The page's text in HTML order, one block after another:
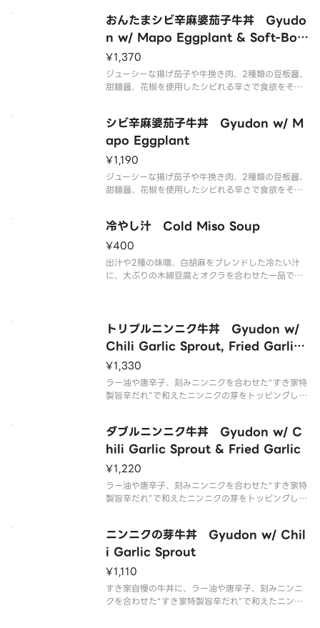
おんたまシビ辛麻婆茄子牛丼 Gyudo
n w/ Mapo Eggplant & Soft-Boil
ed Egg
¥1,370
ジューシーな揚げ茄子や牛挽き肉、2種類の豆板醤、
甜麺醤、花椒を使用したシビれる辛さで食欲をそそ
た商品です。
シビ辛麻婆茄子牛丼 Gyudon w/ M
apo Eggplant
¥1,190
ジューシーな揚げ茄子や牛挽き肉、2種類の豆板醤、
甜麺醤、花椒を使用したシビれる辛さで食欲をそそ
冷やし汁 Cold Miso Soup
¥400
出汁や2種の味噌、白胡麻をブレンドした冷たい汁
に、大ぶりの木綿豆腐とオクラを合わせた一品で
トリプルニンニク牛丼 Gyudon w/
Chili Garlic Sprout, Fried Garlic
& Chili Garlic Flakes
¥1,330
ラー油や唐辛子、刻みニンニクを合わせた“すき家特
製旨辛だれ”で和えたニンニクの芽をトッピングした
クをトッピングした商品です。※辛さが強い商品で
す。お子様・辛いものが
ダブルニンニク牛丼 Gyudon w/ C
hili Garlic Sprout & Fried Garlic
¥1,220
ラー油や唐辛子、刻みニンニクを合わせた“すき家特
製旨辛だれ”で和えたニンニクの芽をトッピングした
子様・辛いものが苦手な方はご注意ください。
ニンニクの芽牛丼 Gyudon w/ Chil
i Garlic Sprout
¥1,110
すき家自慢の牛丼に、ラー油や唐辛子、刻みニンニ
クを合わせた“すき家特製旨辛だれ”で和えたニンニ